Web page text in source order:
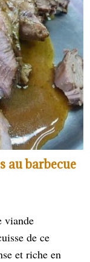
au barbecue
viande
de ce
et riche en